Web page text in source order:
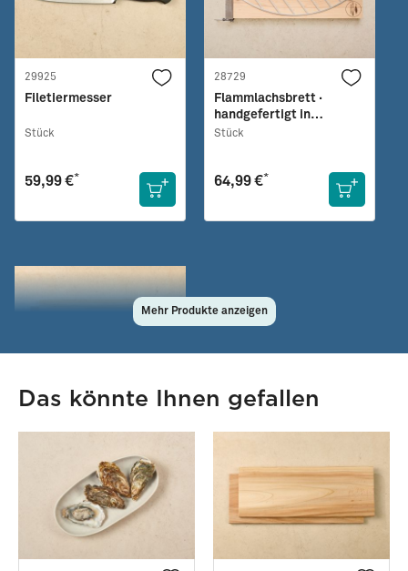
29925
Filetiermesser
Stück
59,99 €*
28729
Flammlachsbrett ·
handgefertigt in
Norddeutschland
Stück
64,99 €*
29922
Zedernholz-
9,99 €*
Mehr Produkte anzeigen
Das könnte Ihnen gefallen